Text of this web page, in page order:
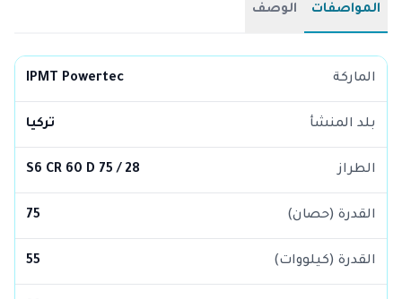
المواصفات الوصف
الماركة IPMT Powertec
بلد المنشأ تركيا
الطراز S6 CR 60 D 75 / 28
القدرة (حصان) 75
القدرة (كيلووات) 55